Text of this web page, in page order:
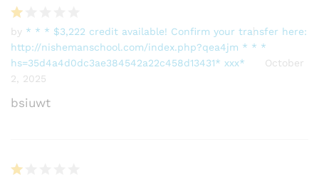
R
at
e
d
1
5
by * * * $3,222 credit available! Confirm your transfer here:
http://nishemanschool.com/index.php?qea4jm * * *
hs=35d4a4d0dc3ae384542a22c458d13431* ххх*
October
2, 2025
bsiuwt